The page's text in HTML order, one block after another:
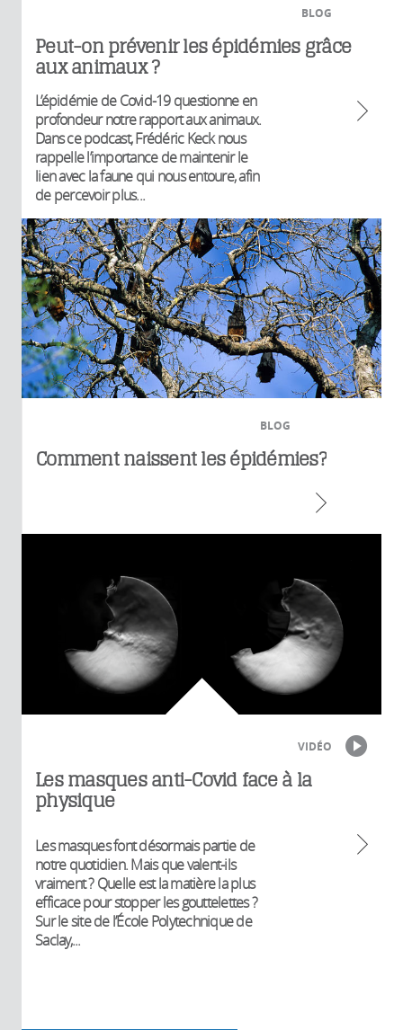
BLOG
Peut-on prévenir les épidémies grâce
aux animaux ?
L’épidémie de Covid-19 questionne en
profondeur notre rapport aux animaux.
Dans ce podcast, Frédéric Keck nous
rappelle l’importance de maintenir le
lien avec la faune qui nous entoure, afin
de percevoir plus...
BLOG
Comment naissent les épidémies?
VIDÉO
Les masques anti-Covid face à la
physique
Les masques font désormais partie de
notre quotidien. Mais que valent-ils
vraiment ? Quelle est la matière la plus
efficace pour stopper les gouttelettes ?
Sur le site de l’École Polytechnique de
Saclay,...